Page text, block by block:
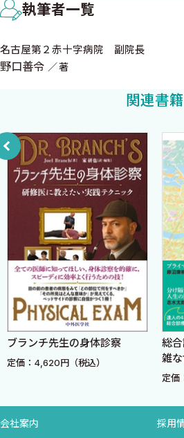
chapter 2 嘔気と冷や汗〜危険な雰囲
鑑別診断のカード
嘔気・嘔吐のメカニズムと代表的な原
嘔気・嘔吐のcritical ＆ common.
●column● 急性胃腸炎はゴミ箱病
●column● 他人に説明できない嫌
chapter 3 寒気とふるえ〜手がかりの
原因不明の発熱に対する考え方
ここに注目しよう
ちょっと見，不明熱へのアプローチ
症例への診断推論
特発性細菌性腹膜炎（SBP）とは?
●column● 「よくわからない発熱
chapter 4 発熱しかないがCRP高値〜
症例の経過
発熱が遷延したら
●column● 古典的不明熱と3 週間
執筆者一覧
名古屋第２赤十字病院 副院長
野口善令 著
関連書籍
ブランチ先生の身体診察
定価：4,620円（税込）
総
雑
に
定価
会社案内 採用